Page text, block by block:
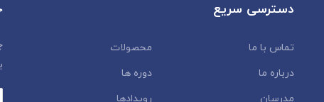
دسترسی سریع
تماس با ما
محصولات
درباره ما
دوره ها
مدرسان
رویدادها